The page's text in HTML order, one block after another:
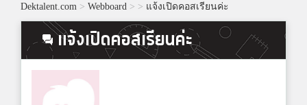
Dektalent.com > Webboard > > แจ้งเปิดคอสเรียนค่ะ
แจ้งเปิดคอสเรียนค่ะ